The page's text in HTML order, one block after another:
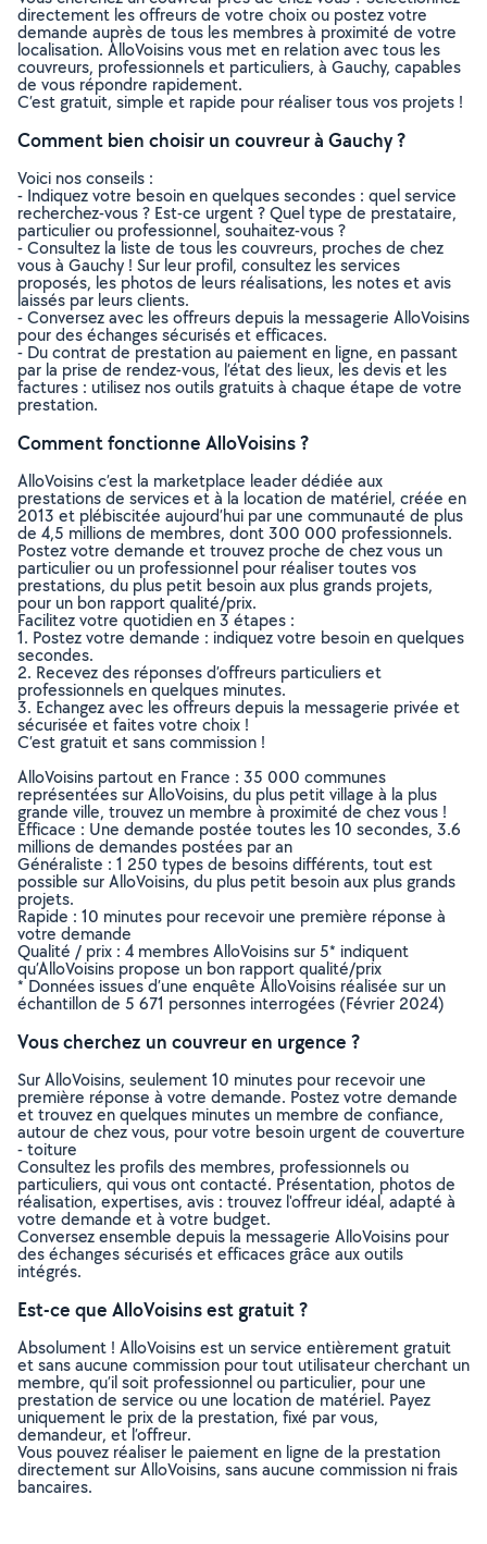
directement les offreurs de votre choix ou postez votre
demande auprès de tous les membres à proximité de votre
localisation. AlloVoisins vous met en relation avec tous les
couvreurs, professionnels et particuliers, à Gauchy, capables
de vous répondre rapidement.
C’est gratuit, simple et rapide pour réaliser tous vos projets !
Comment bien choisir un couvreur à Gauchy ?
Voici nos conseils :
- Indiquez votre besoin en quelques secondes : quel service
recherchez-vous ? Est-ce urgent ? Quel type de prestataire,
particulier ou professionnel, souhaitez-vous ?
- Consultez la liste de tous les couvreurs, proches de chez
vous à Gauchy ! Sur leur profil, consultez les services
proposés, les photos de leurs réalisations, les notes et avis
laissés par leurs clients.
- Conversez avec les offreurs depuis la messagerie AlloVoisins
pour des échanges sécurisés et efficaces.
- Du contrat de prestation au paiement en ligne, en passant
par la prise de rendez-vous, l’état des lieux, les devis et les
factures : utilisez nos outils gratuits à chaque étape de votre
prestation.
Comment fonctionne AlloVoisins ?
AlloVoisins c’est la marketplace leader dédiée aux
prestations de services et à la location de matériel, créée en
2013 et plébiscitée aujourd’hui par une communauté de plus
de 4,5 millions de membres, dont 300 000 professionnels.
Postez votre demande et trouvez proche de chez vous un
particulier ou un professionnel pour réaliser toutes vos
prestations, du plus petit besoin aux plus grands projets,
pour un bon rapport qualité/prix.
Facilitez votre quotidien en 3 étapes :
1. Postez votre demande : indiquez votre besoin en quelques
secondes.
2. Recevez des réponses d’offreurs particuliers et
professionnels en quelques minutes.
3. Echangez avec les offreurs depuis la messagerie privée et
sécurisée et faites votre choix !
C’est gratuit et sans commission !
AlloVoisins partout en France : 35 000 communes
représentées sur AlloVoisins, du plus petit village à la plus
grande ville, trouvez un membre à proximité de chez vous !
Efficace : Une demande postée toutes les 10 secondes, 3.6
millions de demandes postées par an
Généraliste : 1 250 types de besoins différents, tout est
possible sur AlloVoisins, du plus petit besoin aux plus grands
projets.
Rapide : 10 minutes pour recevoir une première réponse à
votre demande
Qualité / prix : 4 membres AlloVoisins sur 5* indiquent
qu’AlloVoisins propose un bon rapport qualité/prix
* Données issues d’une enquête AlloVoisins réalisée sur un
échantillon de 5 671 personnes interrogées (Février 2024)
Vous cherchez un couvreur en urgence ?
Sur AlloVoisins, seulement 10 minutes pour recevoir une
première réponse à votre demande. Postez votre demande
et trouvez en quelques minutes un membre de confiance,
autour de chez vous, pour votre besoin urgent de couverture
- toiture
Consultez les profils des membres, professionnels ou
particuliers, qui vous ont contacté. Présentation, photos de
réalisation, expertises, avis : trouvez l'offreur idéal, adapté à
votre demande et à votre budget.
Conversez ensemble depuis la messagerie AlloVoisins pour
des échanges sécurisés et efficaces grâce aux outils
intégrés.
Est-ce que AlloVoisins est gratuit ?
Absolument ! AlloVoisins est un service entièrement gratuit
et sans aucune commission pour tout utilisateur cherchant un
membre, qu’il soit professionnel ou particulier, pour une
prestation de service ou une location de matériel. Payez
uniquement le prix de la prestation, fixé par vous,
demandeur, et l’offreur.
Vous pouvez réaliser le paiement en ligne de la prestation
directement sur AlloVoisins, sans aucune commission ni frais
bancaires.